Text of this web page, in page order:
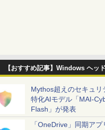
【おすすめ記事】Windows ヘッ
Mythos超えのセキュリ
特化AIモデル「MAI-
Flash」が発表
「OneDrive」同期アプ